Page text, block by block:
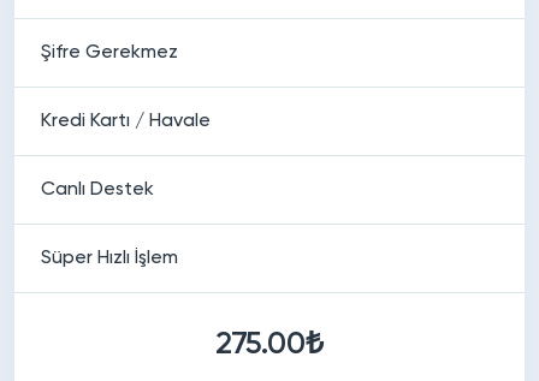
Şifre Gerekmez
Kredi Kartı / Havale
Canlı Destek
Süper Hızlı İşlem
275.00₺